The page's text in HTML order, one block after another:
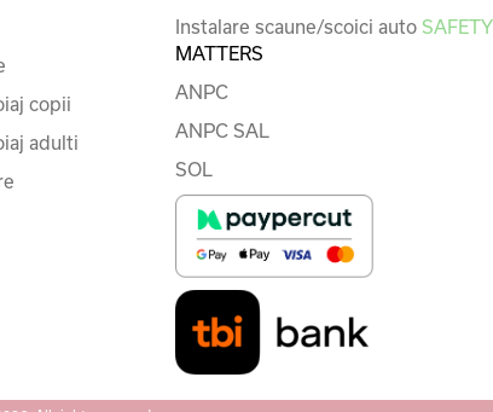
copii
adulti
Instalare scaune/scoici auto SAFETY
MATTERS
ANPC
ANPC SAL
SOL